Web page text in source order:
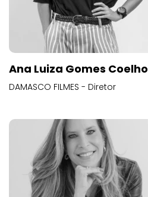
Ana Luiza Gomes Coelho
DAMASCO FILMES - Diretor